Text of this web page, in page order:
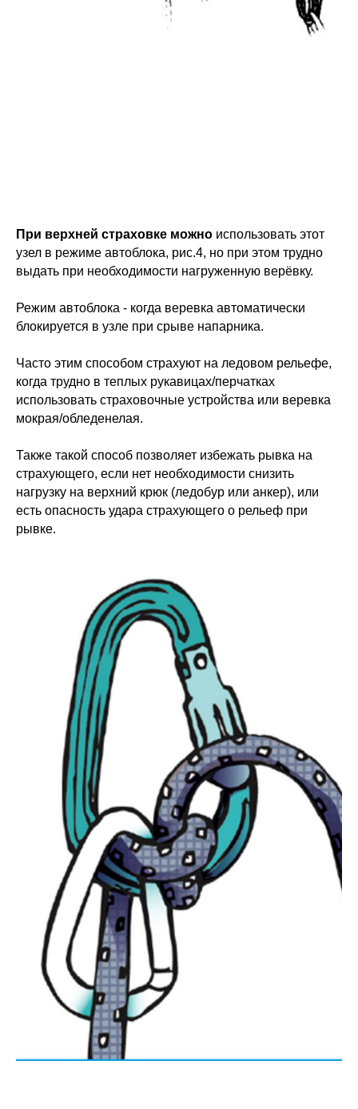
При верхней страховке можно использовать этот
узел в режиме автоблока, рис.4, но при этом трудно
выдать при необходимости нагруженную верёвку.
Режим автоблока - когда веревка автоматически
блокируется в узле при срыве напарника.
Часто этим способом страхуют на ледовом рельефе,
когда трудно в теплых рукавицах/перчатках
использовать страховочные устройства или веревка
мокрая/обледенелая.
Также такой способ позволяет избежать рывка на
страхующего, если нет необходимости снизить
нагрузку на верхний крюк (ледобур или анкер), или
есть опасность удара страхующего о рельеф при
рывке.